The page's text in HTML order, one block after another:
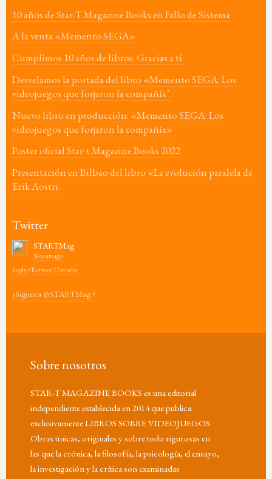
10 años de Star-T Magazine Books en Fallo de Sistema
A la venta «Memento SEGA»
Cumplimos 10 años de libros. Gracias a tí.
Desvelamos la portada del libro «Memento SEGA: Los
videojuegos que forjaron la compañía’.
Nuevo libro en producción: «Memento SEGA: Los
videojuegos que forjaron la compañía»
Poster oficial Star-t Magazine Books 2022
Presentación en Bilbao del libro «La evolución paralela de
Erik Aostri.
Twitter
STARTMag
56 years ago
Reply /Retweet /Favorite
¿Sigues a @STARTMag ?
Sobre nosotros
STAR-T MAGAZINE BOOKS es una editorial
independiente establecida en 2014 que publica
exclusivamente LIBROS SOBRE VIDEOJUEGOS.
Obras únicas, originales y sobre todo rigurosas en
las que la crónica, la filosofía, la psicología, el ensayo,
la investigación y la crítica son examinadas